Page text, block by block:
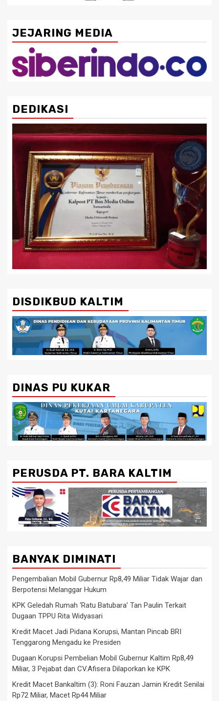
JEJARING MEDIA
DEDIKASI
DISDIKBUD KALTIM
DINAS PU KUKAR
PERUSDA PT. BARA KALTIM
BANYAK DIMINATI
Pengembalian Mobil Gubernur Rp8,49 Miliar Tidak Wajar dan
Berpotensi Melanggar Hukum
KPK Geledah Rumah ‘Ratu Batubara’ Tan Paulin Terkait
Dugaan TPPU Rita Widyasari
Kredit Macet Jadi Pidana Korupsi, Mantan Pincab BRI
Tenggarong Mengadu ke Presiden
Dugaan Korupsi Pembelian Mobil Gubernur Kaltim Rp8,49
Miliar, 3 Pejabat dan CV.Afisera Dilaporkan ke KPK
Kredit Macet Bankaltim (3): Roni Fauzan Jamin Kredit Senilai
Rp72 Miliar, Macet Rp44 Miliar